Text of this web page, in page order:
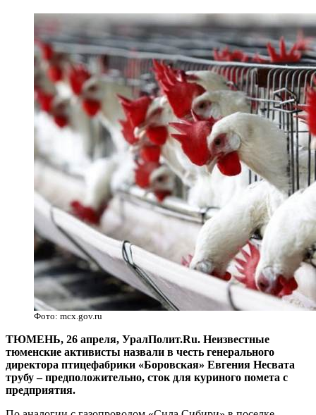
Фото: mcx.gov.ru
ТЮМЕНЬ, 26 апреля, УралПолит.Ru. Неизвестные
тюменские активисты назвали в честь генерального
директора птицефабрики «Боровская» Евгения Несвата
трубу – предположительно, сток для куриного помета с
предприятия.